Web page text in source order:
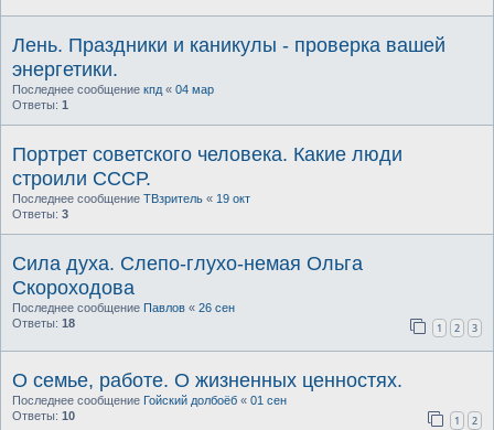
Лень. Праздники и каникулы - проверка вашей
энергетики.
Последнее сообщение кпд « 04 мар
Ответы: 1
Портрет советского человека. Какие люди
строили СССР.
Последнее сообщение ТВзритель « 19 окт
Ответы: 3
Сила духа. Слепо-глухо-немая Ольга
Скороходова
Последнее сообщение Павлов « 26 сен
Ответы: 18 1 2 3
О семье, работе. О жизненных ценностях.
Последнее сообщение Гойский долбоёб « 01 сен
Ответы: 10 1 2